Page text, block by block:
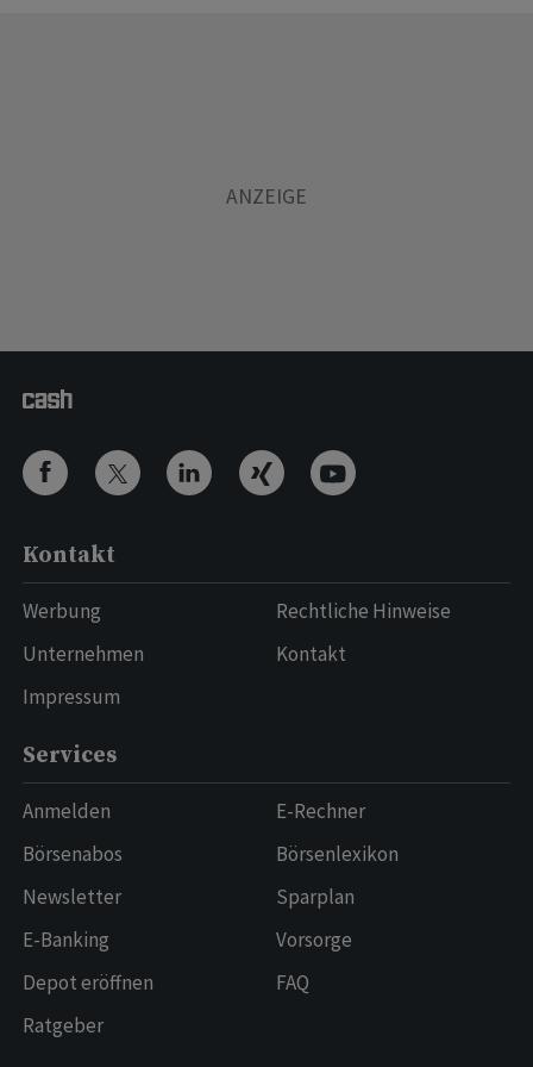
Kontakt
Werbung
Unternehmen
Impressum
Rechtliche Hinweise
Kontakt
Services
Anmelden
Börsenabos
Newsletter
E-Banking
Depot eröffnen
Ratgeber
E-Rechner
Börsenlexikon
Sparplan
Vorsorge
FAQ